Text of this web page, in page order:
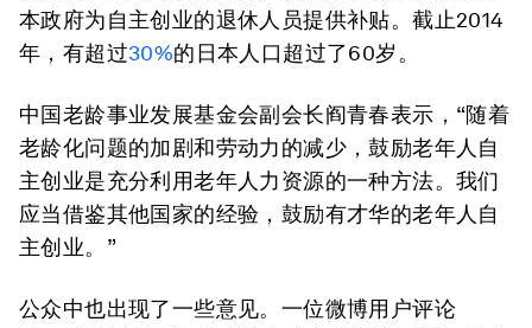
本政府为自主创业的退休人员提供补贴。截止2014
年，有超过30%的日本人口超过了60岁。
中国老龄事业发展基金会副会长阎青春表示，“随着
老龄化问题的加剧和劳动力的减少，鼓励老年人自
主创业是充分利用老年人力资源的一种方法。我们
应当借鉴其他国家的经验，鼓励有才华的老年人自
主创业。”
公众中也出现了一些意见。一位微博用户评论